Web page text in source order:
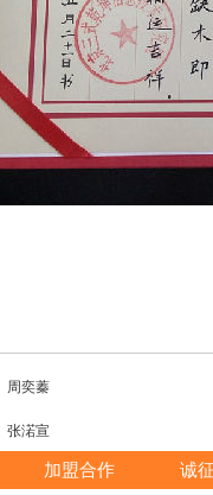
周奕蓁
张渃宣
加盟合作 诚